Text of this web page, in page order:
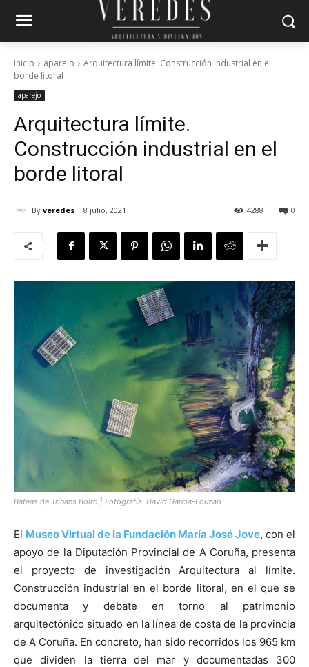
Inicio aparejo
Arquitectura límite. Construcción industrial en el
borde litoral
aparejo
Arquitectura límite.
Construcción industrial en el
borde litoral
By veredes 8 julio, 2021 0
4288
Bateas de Triñans Boiro | Fotografía: David García-Louzao
El Museo Virtual de la Fundación María José Jove, con el
apoyo de la Diputación Provincial de A Coruña, presenta
el proyecto de investigación Arquitectura al límite.
Construcción industrial en el borde litoral, en el que se
documenta y debate en torno al patrimonio
arquitectónico situado en la línea de costa de la provincia
de A Coruña. En concreto, han sido recorridos los 965 km
que dividen la tierra del mar y documentadas 300